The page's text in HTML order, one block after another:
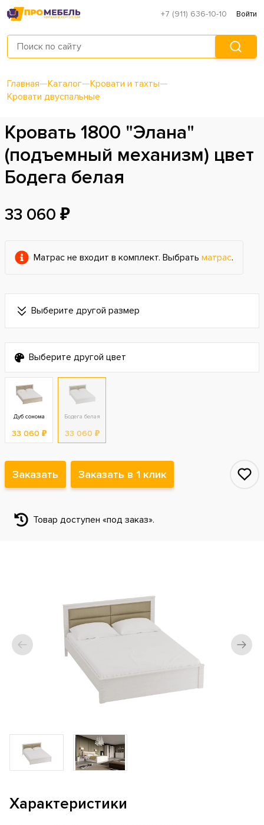
+7 (911) 636-10-10 Войти
Главная—Каталог—Кровати и тахты—
Кровати двуспальные
Кровать 1800 "Элана"
(подъемный механизм) цвет
Бодега белая
33 060 ₽
Матрас не входит в комплект. Выбрать матрас.
Выберите другой размер
Выберите другой цвет
Дуб сонома
33 060 ₽
Бодега белая
33 060 ₽
Заказать Заказать в 1 клик
Товар доступен «под заказ».
Характеристики